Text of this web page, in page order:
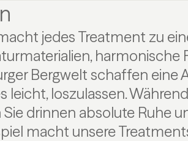
jedes Treatment zu
harmonische
Bergwelt schaffen eine
leicht, loszulassen.
drinnen absolute Ruhe
macht unsere